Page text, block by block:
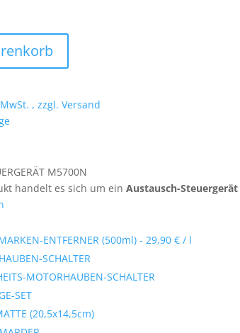
, zzgl.Versand
M5700N
handelt es sich um einAustausch-Steuergerät
ENTFERNER (500ml) - 29,90 € / l
SCHALTER
MOTORHAUBEN-SCHALTER
SET
(20,5x14,5cm)